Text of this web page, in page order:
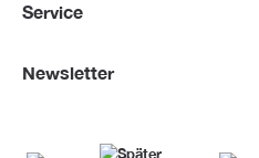
Service
Newsletter